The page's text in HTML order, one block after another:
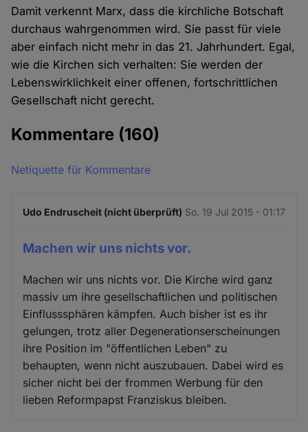
Damit verkennt Marx, dass die kirchliche Botschaft
durchaus wahrgenommen wird. Sie passt für viele
aber einfach nicht mehr in das 21. Jahrhundert. Egal,
wie die Kirchen sich verhalten: Sie werden der
Lebenswirklichkeit einer offenen, fortschrittlichen
Gesellschaft nicht gerecht.
Kommentare (160)
Netiquette für Kommentare
Udo Endruscheit (nicht überprüft) So. 19 Jul 2015 - 01:17
Machen wir uns nichts vor.
Machen wir uns nichts vor. Die Kirche wird ganz
massiv um ihre gesellschaftlichen und politischen
Einflusssphären kämpfen. Auch bisher ist es ihr
gelungen, trotz aller Degenerationserscheinungen
ihre Position im "öffentlichen Leben" zu
behaupten, wenn nicht auszubauen. Dabei wird es
sicher nicht bei der frommen Werbung für den
lieben Reformpapst Franziskus bleiben.